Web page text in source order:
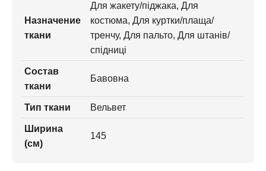
Назначение
ткани
Для жакету/піджака, Для
костюма, Для куртки/плаща/
тренчу, Для пальто, Для штанів/
спідниці
Состав
ткани
Бавовна
Тип ткани Вельвет
Ширина
(см)
145